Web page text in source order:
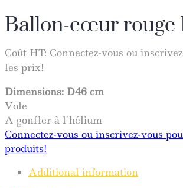
Ballon-cœur rouge
Coût HT: Connectez-vous ou
les prix!
Dimensions: D46 cm
Vole
A gonfler à l’hélium
Connectez-vous ou inscrivez-vous
produits!
Additional information